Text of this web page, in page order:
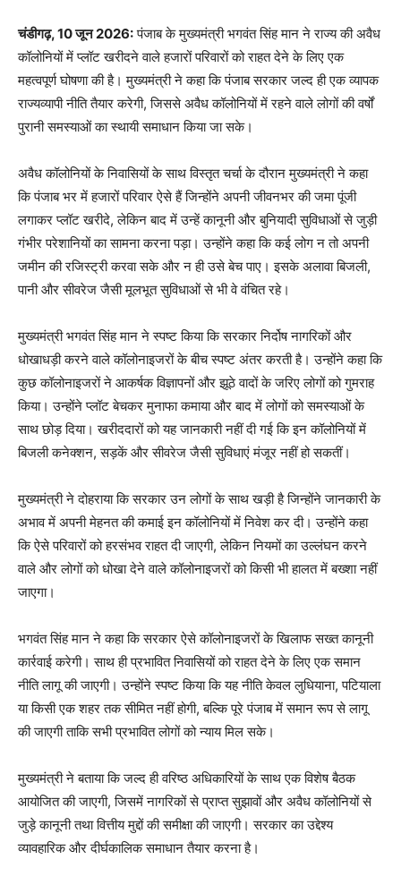
चंडीगढ़, 10 जून 2026:पंजाब के मुख्यमंत्री भगवंत सिंह मान ने राज्य की अवैध
कॉलोनियों में प्लॉट खरीदने वाले हजारों परिवारों को राहत देने के लिए एक
महत्वपूर्ण घोषणा की है। मुख्यमंत्री ने कहा कि पंजाब सरकार जल्द ही एक व्यापक
राज्यव्यापी नीति तैयार करेगी, जिससे अवैध कॉलोनियों में रहने वाले लोगों की वर्षों
पुरानी समस्याओं का स्थायी समाधान किया जा सके।
अवैध कॉलोनियों के निवासियों के साथ विस्तृत चर्चा के दौरान मुख्यमंत्री ने कहा
कि पंजाब भर में हजारों परिवार ऐसे हैं जिन्होंने अपनी जीवनभर की जमा पूंजी
लगाकर प्लॉट खरीदे, लेकिन बाद में उन्हें कानूनी और बुनियादी सुविधाओं से जुड़ी
गंभीर परेशानियों का सामना करना पड़ा। उन्होंने कहा कि कई लोग न तो अपनी
जमीन की रजिस्ट्री करवा सके और न ही उसे बेच पाए। इसके अलावा बिजली,
पानी और सीवरेज जैसी मूलभूत सुविधाओं से भी वे वंचित रहे।
मुख्यमंत्री भगवंत सिंह मान ने स्पष्ट किया कि सरकार निर्दोष नागरिकों और
धोखाधड़ी करने वाले कॉलोनाइजरों के बीच स्पष्ट अंतर करती है। उन्होंने कहा कि
कुछ कॉलोनाइजरों ने आकर्षक विज्ञापनों और झूठे वादों के जरिए लोगों को गुमराह
किया। उन्होंने प्लॉट बेचकर मुनाफा कमाया और बाद में लोगों को समस्याओं के
साथ छोड़ दिया। खरीददारों को यह जानकारी नहीं दी गई कि इन कॉलोनियों में
बिजली कनेक्शन, सड़कें और सीवरेज जैसी सुविधाएं मंजूर नहीं हो सकतीं।
मुख्यमंत्री ने दोहराया कि सरकार उन लोगों के साथ खड़ी है जिन्होंने जानकारी के
अभाव में अपनी मेहनत की कमाई इन कॉलोनियों में निवेश कर दी। उन्होंने कहा
कि ऐसे परिवारों को हरसंभव राहत दी जाएगी, लेकिन नियमों का उल्लंघन करने
वाले और लोगों को धोखा देने वाले कॉलोनाइजरों को किसी भी हालत में बख्शा नहीं
जाएगा।
भगवंत सिंह मान ने कहा कि सरकार ऐसे कॉलोनाइजरों के खिलाफ सख्त कानूनी
कार्रवाई करेगी। साथ ही प्रभावित निवासियों को राहत देने के लिए एक समान
नीति लागू की जाएगी। उन्होंने स्पष्ट किया कि यह नीति केवल लुधियाना, पटियाला
या किसी एक शहर तक सीमित नहीं होगी, बल्कि पूरे पंजाब में समान रूप से लागू
की जाएगी ताकि सभी प्रभावित लोगों को न्याय मिल सके।
मुख्यमंत्री ने बताया कि जल्द ही वरिष्ठ अधिकारियों के साथ एक विशेष बैठक
आयोजित की जाएगी, जिसमें नागरिकों से प्राप्त सुझावों और अवैध कॉलोनियों से
जुड़े कानूनी तथा वित्तीय मुद्दों की समीक्षा की जाएगी। सरकार का उद्देश्य
व्यावहारिक और दीर्घकालिक समाधान तैयार करना है।